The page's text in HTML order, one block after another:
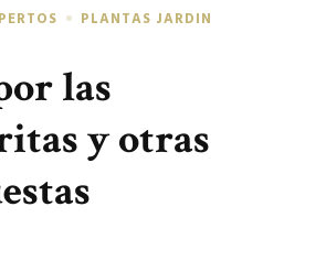
PLANTAS JARDIN
las
y otras